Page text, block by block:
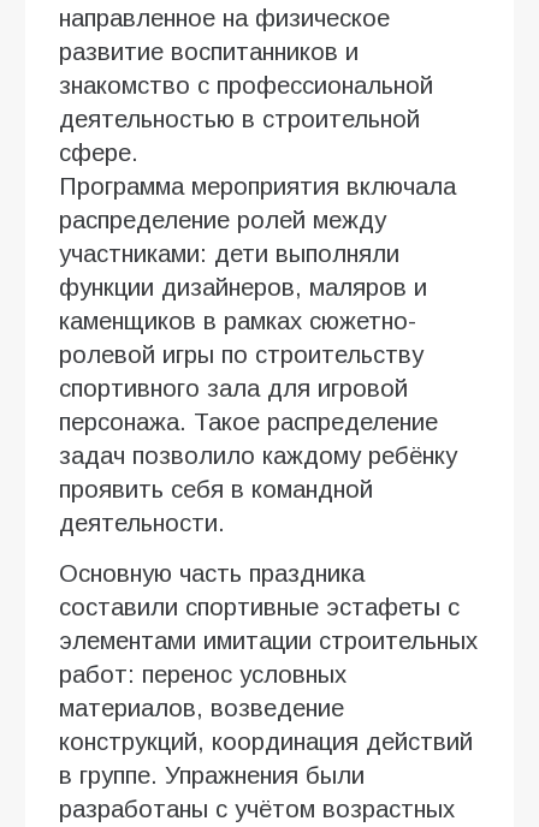
направленное на физическое
развитие воспитанников и
знакомство с профессиональной
деятельностью в строительной
сфере.
Программа мероприятия включала
распределение ролей между
участниками: дети выполняли
функции дизайнеров, маляров и
каменщиков в рамках сюжетно-
ролевой игры по строительству
спортивного зала для игровой
персонажа. Такое распределение
задач позволило каждому ребёнку
проявить себя в командной
деятельности.
Основную часть праздника
составили спортивные эстафеты с
элементами имитации строительных
работ: перенос условных
материалов, возведение
конструкций, координация действий
в группе. Упражнения были
разработаны с учётом возрастных